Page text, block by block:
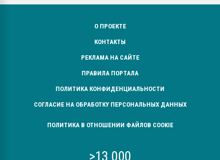
О ПРОЕКТЕ
КОНТАКТЫ
РЕКЛАМА НА САЙТЕ
ПРАВИЛА ПОРТАЛА
ПОЛИТИКА КОНФИДЕНЦИАЛЬНОСТИ
СОГЛАСИЕ НА ОБРАБОТКУ ПЕРСОНАЛЬНЫХ ДАННЫХ
ПОЛИТИКА В ОТНОШЕНИИ ФАЙЛОВ COOKIE
>13 000